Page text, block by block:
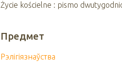
Życie kościelne : pismo
Предмет
Рэлігіязнаўства